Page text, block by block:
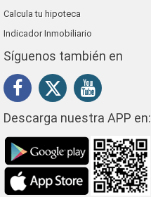
Calcula tu hipoteca
Indicador Inmobiliario
Síguenos también en
Descarga nuestra APP en: